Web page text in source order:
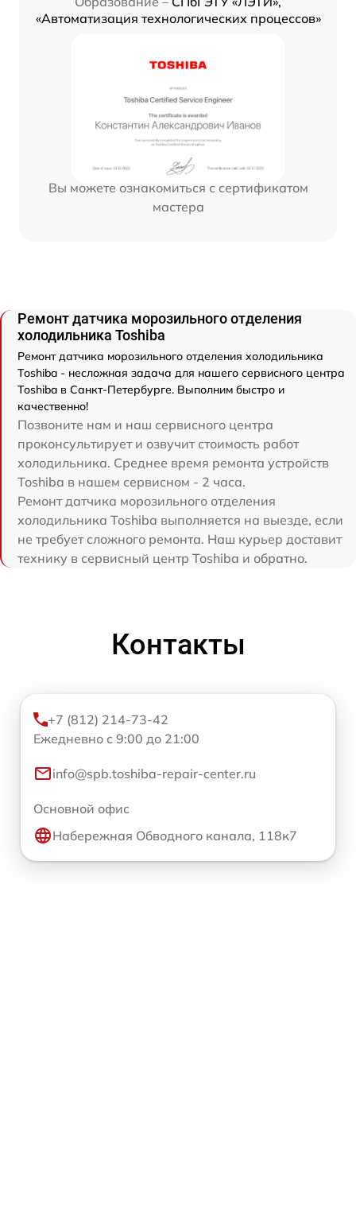
«Автоматизация технологических процессов»
Вы можете ознакомиться с сертификатом
мастера
Ремонт датчика морозильного отделения
холодильника Toshiba
Ремонт датчика морозильного отделения холодильника
Toshiba - несложная задача для нашего сервисного центра
Toshiba в Санкт-Петербурге. Выполним быстро и
качественно!
Позвоните нам и наш сервисного центра
проконсультирует и озвучит стоимость работ
холодильника. Среднее время ремонта устройств
Toshiba в нашем сервисном - 2 часа.
Ремонт датчика морозильного отделения
холодильника Toshiba выполняется на выезде, если
не требует сложного ремонта. Наш курьер доставит
технику в сервисный центр Toshiba и обратно.
Контакты
+7 (812) 214-73-42
Ежедневно с 9:00 до 21:00
info@spb.toshiba-repair-center.ru
Основной офис
Набережная Обводного канала, 118к7